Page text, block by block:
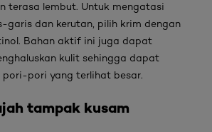
terasa lembut. Untuk mengatasi
garis dan kerutan, pilih krim dengan
. Bahan aktif ini juga dapat
kulit sehingga dapat
pori-pori yang terlihat besar.
tampak kusam